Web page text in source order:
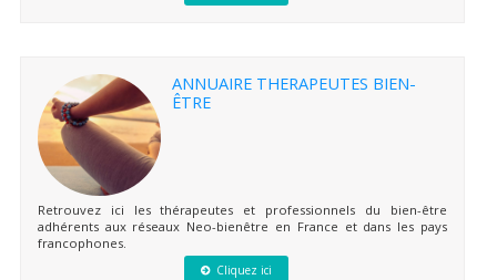
ANNUAIRE THERAPEUTES BIEN-
ÊTRE
Retrouvez ici les thérapeutes et professionnels du bien-être
adhérents aux réseaux Neo-bienêtre en France et dans les pays
francophones.
Cliquez ici